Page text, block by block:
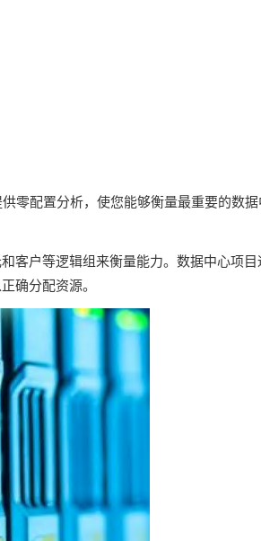
零配置分析，使您能够衡量最重要的数
客户等逻辑组来衡量能力。数据中心项目
确分配资源。